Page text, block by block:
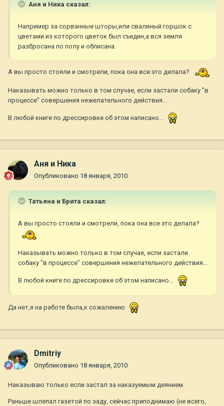
Аня и Ника сказал:
Например за сорванные шторы,или свалиный горшок с
цветами.из которого цветок был съедин,а вся земля
разбросана по полу и обписана.
А вы просто стояли и смотрели, пока она все это делала?
Наказывать можно только в том случае, если застали собаку "в
процессе" совершения нежелательного действия...
В любой книге по дрессировке об этом написано...
Аня и Ника
Опубликовано 18 января, 2010
Татьяна и Брита сказал:
А вы просто стояли и смотрели, пока она все это делала?
Наказывать можно только в том случае, если застали
собаку "в процессе" совершения нежелательного действия...
В любой книге по дрессировке об этом написано...
Да нет,я на работе была,к сожалению
Dmitriy
Опубликовано 18 января, 2010
Наказываю только если застал за наказуемым деянием.
Раньше шлепал газетой по заду, сейчас приподнимаю (не всего,